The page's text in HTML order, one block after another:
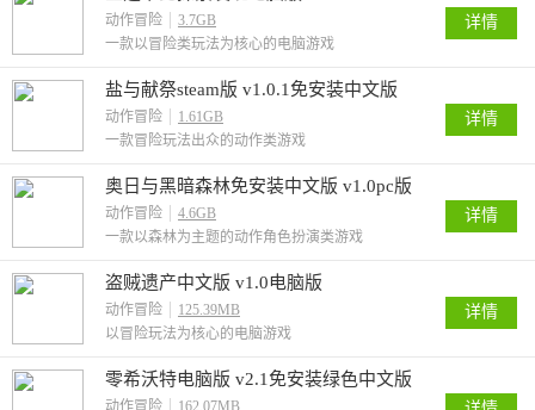
动作冒险
3.7GB
一款以冒险类玩法为核心的电脑游戏
详情
盐与献祭steam版 v1.0.1免安装中文版
动作冒险
1.61GB
一款冒险玩法出众的动作类游戏
详情
奥日与黑暗森林免安装中文版 v1.0pc版
动作冒险
4.6GB
一款以森林为主题的动作角色扮演类游戏
详情
盗贼遗产中文版 v1.0电脑版
动作冒险
125.39MB
以冒险玩法为核心的电脑游戏
详情
零希沃特电脑版 v2.1免安装绿色中文版
动作冒险
162.07MB